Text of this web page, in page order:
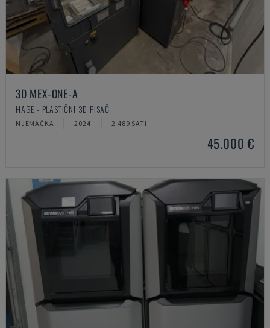
3D MEX-ONE-A
HAGE - PLASTIČNI 3D PISAČ
NJEMAČKA 2024 2.489 SATI
45.000 €